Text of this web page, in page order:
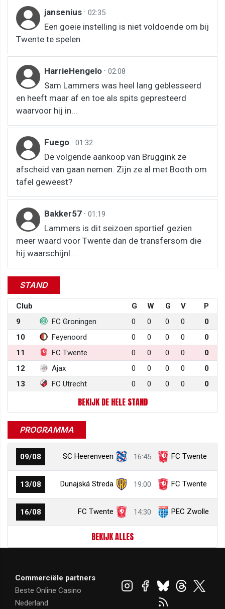
jansenius · 02:35
Een goeie instelling is niet voldoende om bij
Twente te spelen.
HarrieHengelo · 02:08
Sam Lammers was heel lang geblesseerd
en heeft maar af en toe als spits gepresteerd
waarvoor hij in...
Fuego · 01:32
De volgende aankoop van Bruggink ze
afscheid van gaan nemen. Zijn ze al met Booth om
tafel geweest?
Bakker57 · 01:19
Lammers is dit seizoen sportief gezien
meer waard voor Twente dan de transfersom die
hij waarschijnl...
STAND
Club G W G V
P
9
FC Groningen 0 0 0 0
0
10
Feyenoord 0 0 0 0
0
11
FC Twente 0 0 0 0
0
12
Ajax 0 0 0 0
0
13
FC Utrecht 0 0 0 0 0
BEKIJK DE HELE STAND
PROGRAMMA
09/08 SC Heerenveen 16:45 FC Twente
13/08 Dunajská Streda 19:00 FC Twente
16/08 FC Twente 14:30 PEC Zwolle
BEKIJK ALLES
Commerciële partners
Beste Online Casino
Nederland